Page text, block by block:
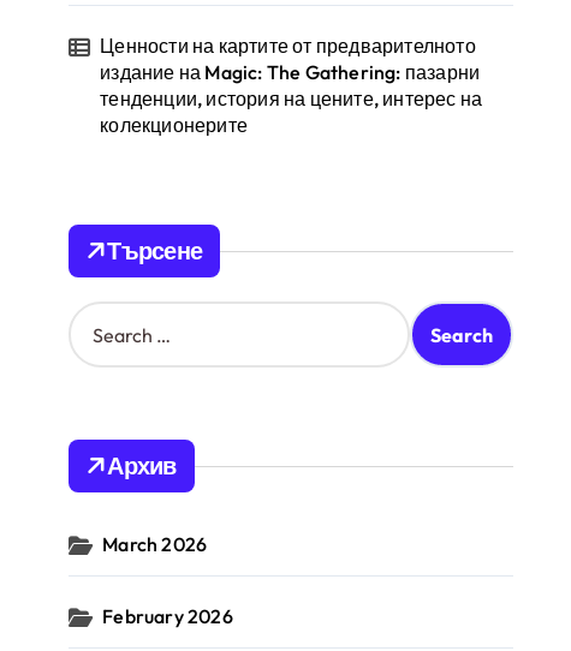
Ценности на картите от предварителното
издание на Magic: The Gathering: пазарни
тенденции, история на цените, интерес на
колекционерите
Търсене
S
e
h
o
:
Архив
March 2026
February 2026